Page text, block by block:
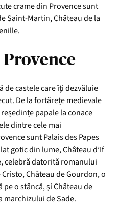
crame din Provence sunt
Saint-Martin, Château de la
de castele care îți dezvăluie
De la fortărețe medievale
papale la conace
dintre cele mai
sunt Palais des Papes
gotic din lume, Château d’If
celebră datorită romanului
Château de Gourdon, o
o stâncă, și Château de
marchizului de Sade.